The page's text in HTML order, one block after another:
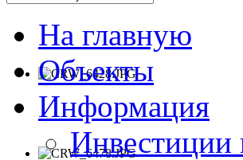
На главную
Объекты
Информация
Инвестиции